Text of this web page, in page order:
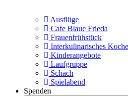
Ausflüge
Cafe Blaue Frieda
Frauenfrühstück
Interkulinarisches
Kinderangebote
Laufgruppe
Schach
Spielabend
Spenden